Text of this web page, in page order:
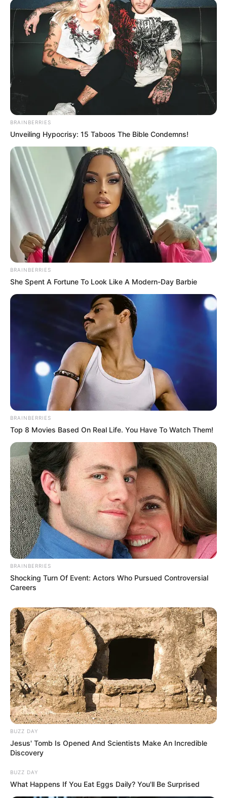
BRAINBERRIES
Unveiling Hypocrisy: 15 Taboos The Bible Condemns!
BRAINBERRIES
She Spent A Fortune To Look Like A Modern-Day Barbie
BRAINBERRIES
Top 8 Movies Based On Real Life. You Have To Watch Them!
BRAINBERRIES
Shocking Turn Of Event: Actors Who Pursued Controversial
Careers
BUZZ DAY
Jesus' Tomb Is Opened And Scientists Make An Incredible
Discovery
BUZZ DAY
What Happens If You Eat Eggs Daily? You'll Be Surprised